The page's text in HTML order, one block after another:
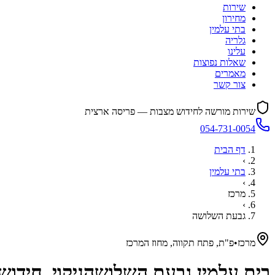
שירות
מחירון
בתי עלמין
גלריה
עלינו
שאלות נפוצות
מאמרים
צור קשר
שירות מורשה לחידוש מצבות — פריסה ארצית
054-731-0054
דף הבית
›
בתי עלמין
›
מרכז
›
גבעת השלושה
מרכז•פ"ת, פתח תקווה, מחוז המרכז